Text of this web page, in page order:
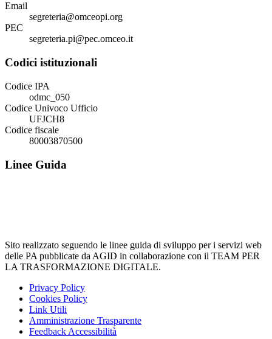
Email
segreteria@omceopi.org
PEC
segreteria.pi@pec.omceo.it
Codici istituzionali
Codice IPA
odmc_050
Codice Univoco Ufficio
UFJCH8
Codice fiscale
80003870500
Linee Guida
Sito realizzato seguendo le linee guida di sviluppo per i servizi web
delle PA pubblicate da AGID in collaborazione con il TEAM PER
LA TRASFORMAZIONE DIGITALE.
Privacy Policy
Cookies Policy
Link Utili
Amministrazione Trasparente
Feedback Accessibilità